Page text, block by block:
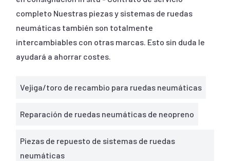
completo Nuestras piezas y sistemas de ruedas
neumáticas también son totalmente
intercambiables con otras marcas. Esto sin duda le
ayudará a ahorrar costes.
Vejiga/toro de recambio para ruedas neumáticas
Reparación de ruedas neumáticas de neopreno
Piezas de repuesto de sistemas de ruedas
neumáticas